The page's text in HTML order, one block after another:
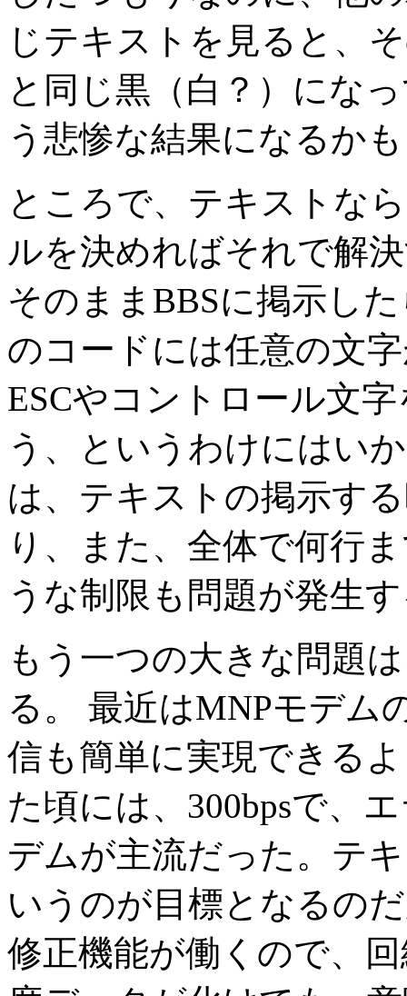
じテキストを見ると、
と同じ黒（白？）にな
う悲惨な結果になるか
ところで、テキストな
ルを決めればそれで解
そのままBBSに掲示し
のコードには任意の文
ESCやコントロール文
う、というわけにはい
は、テキストの掲示す
り、また、全体で何行
うな制限も問題が発生
もう一つの大きな問題
る。 最近はMNPモデム
信も簡単に実現できる
た頃には、300bpsで、
デムが主流だった。テ
いうのが目標となるの
修正機能が働くので、